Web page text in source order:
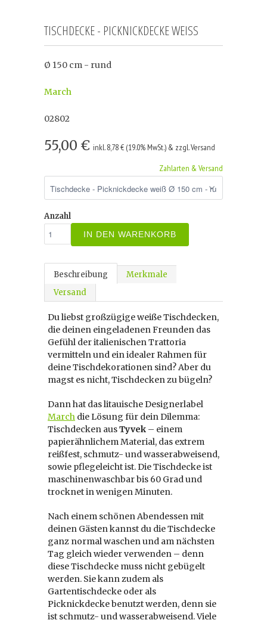
TISCHDECKE - PICKNICKDECKE WEISS
Ø 150 cm - rund
March
02802
55,00 € inkl. 8,78 € (19.0% MwSt.) & zzgl. Versand
Zahlarten & Versand
Anzahl
IN DEN WARENKORB
Beschreibung
Merkmale
Versand
Du liebst großzügige weiße Tischdecken,
die deinen eingeladenen Freunden das
Gefühl der italienischen Trattoria
vermitteln und ein idealer Rahmen für
deine Tischdekorationen sind? Aber du
magst es nicht, Tischdecken zu bügeln?
Dann hat das litauische Designerlabel
March die Lösung für dein Dilemma:
Tischdecken ausTyvek – einem
papierähnlichem Material, das extrem
reißfest, schmutz- und wasserabweisend,
sowie pflegeleicht ist. Die Tischdecke ist
maschinenwaschbar bis 60 Grad und
trocknet in wenigen Minuten.
Nach einem schönen Abendessen mit
deinen Gästen kannst du die Tischdecke
ganz normal waschen und am nächsten
Tag gleich wieder verwenden – denn
diese Tischdecke muss nicht gebügelt
werden. Sie kann zudem als
Gartentischdecke oder als
Picknickdecke benutzt werden, denn sie
ist schmutz- und wasserabweisend. Viele